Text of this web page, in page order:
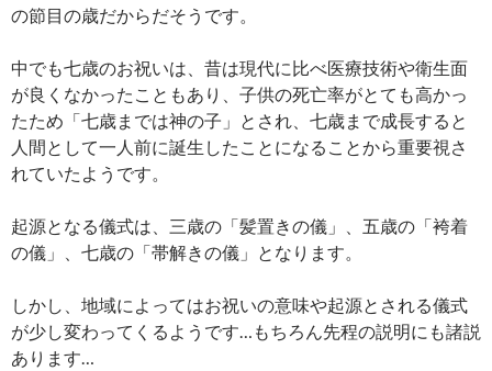
の節目の歳だからだそうです。
中でも七歳のお祝いは、昔は現代に比べ医療技術や衛生面
が良くなかったこともあり、子供の死亡率がとても高かっ
たため「七歳までは神の子」とされ、七歳まで成長すると
人間として一人前に誕生したことになることから重要視さ
れていたようです。
起源となる儀式は、三歳の「髪置きの儀」、五歳の「袴着
の儀」、七歳の「帯解きの儀」となります。
しかし、地域によってはお祝いの意味や起源とされる儀式
が少し変わってくるようです…もちろん先程の説明にも諸説
あります…